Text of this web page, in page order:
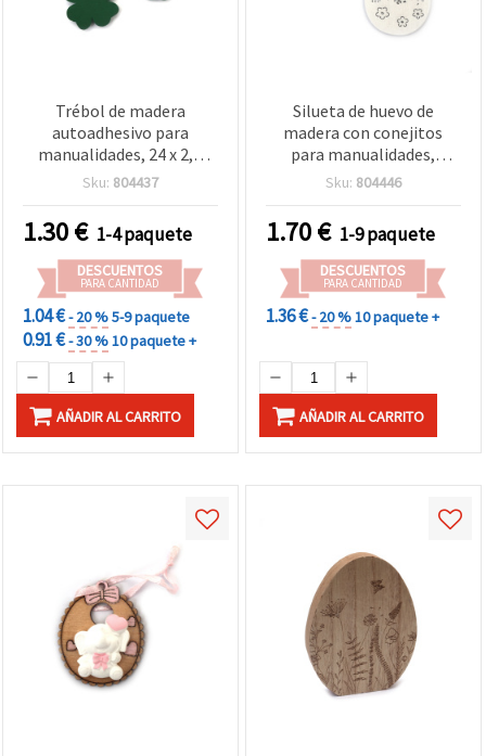
Trébol de madera
autoadhesivo para
manualidades, 24 x 2,5
mm, verde - 10 unidades
Sku: 804437
1.30€ 1-4 paquete
DESCUENTOS
PARA CANTIDAD
1.04 €- 20 %5-9 paquete
0.91 €- 30 %10 paquete +
AÑADIR AL CARRITO
Silueta de huevo de
madera con conejitos
para manualidades,
33x45x2 mm, blanco - 10
Sku: 804446
1.70€ 1-9 paquete
DESCUENTOS
PARA CANTIDAD
1.36 €- 20 %10 paquete +
AÑADIR AL CARRITO